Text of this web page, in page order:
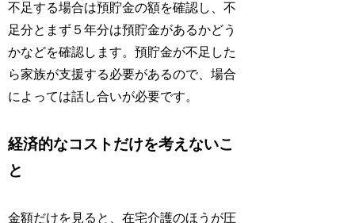
不足する場合は預貯金の額を確認し、不
足分とまず５年分は預貯金があるかどう
かなどを確認します。預貯金が不足した
ら家族が支援する必要があるので、場合
によっては話し合いが必要です。
経済的なコストだけを考えないこ
と
金額だけを見ると、在宅介護のほうが圧